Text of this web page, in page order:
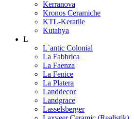
Kerranova
Kronos Ceramiche
KTL-Keratile
Kutahya
L
L`antic Colonial
La Fabbrica
La Faenza
La Fenice
La Platera
Landdecor
Landgrace
Lasselsberger